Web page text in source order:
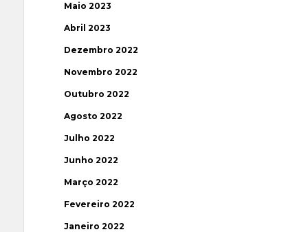
Maio 2023
Abril 2023
Dezembro 2022
Novembro 2022
Outubro 2022
Agosto 2022
Julho 2022
Junho 2022
Março 2022
Fevereiro 2022
Janeiro 2022